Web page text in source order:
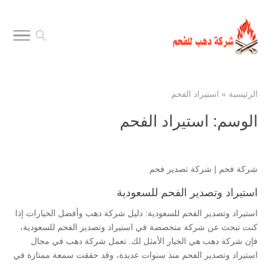
الرئيسية » استيراد الفحم
الوسم: استيراد الفحم
شركة فحم | شركة تصدير فحم
استيراد وتصدير الفحم للسعودية
استيراد وتصدير الفحم للسعودية: دليل شركة دهب وأفضل الخيارات إذا
كنت تبحث عن شركة متخصصة في استيراد وتصدير الفحم للسعودية،
فإن شركة دهب هي الخيار الأمثل لك. تعمل شركة دهب في مجال
استيراد وتصدير الفحم منذ سنوات عديدة، وقد حققت سمعة ممتازة في